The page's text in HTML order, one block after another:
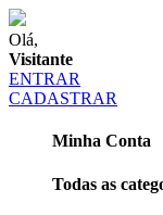
Olá,
Visitante
ENTRAR
CADASTRAR
Minha Conta
Todas as